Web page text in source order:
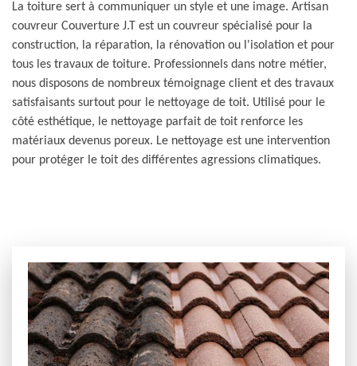
La toiture sert à communiquer un style et une image. Artisan
couvreur Couverture J.T est un couvreur spécialisé pour la
construction, la réparation, la rénovation ou l'isolation et pour
tous les travaux de toiture. Professionnels dans notre métier,
nous disposons de nombreux témoignage client et des travaux
satisfaisants surtout pour le nettoyage de toit. Utilisé pour le
côté esthétique, le nettoyage parfait de toit renforce les
matériaux devenus poreux. Le nettoyage est une intervention
pour protéger le toit des différentes agressions climatiques.